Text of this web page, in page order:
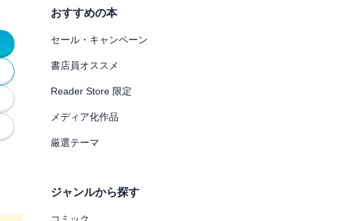
おすすめの本
セール・キャンペーン
書店員オススメ
Reader Store 限定
メディア化作品
厳選テーマ
ジャンルから探す